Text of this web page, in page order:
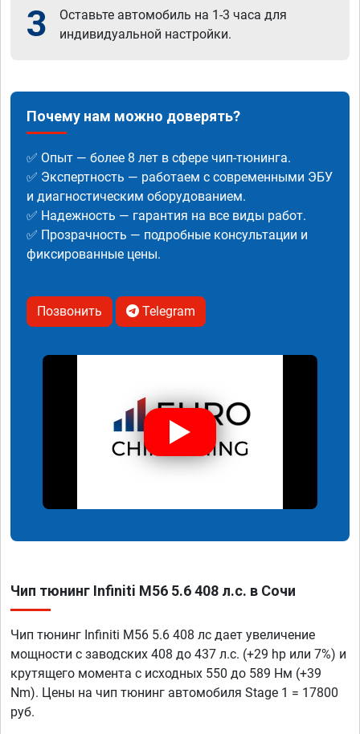
3
Оставьте автомобиль на 1-3 часа для
индивидуальной настройки.
Почему нам можно доверять?
✅ Опыт — более 8 лет в сфере чип-тюнинга.
✅ Экспертность — работаем с современными ЭБУ
и диагностическим оборудованием.
✅ Надежность — гарантия на все виды работ.
✅ Прозрачность — подробные консультации и
фиксированные цены.
Позвонить Telegram
Чип тюнинг Infiniti M56 5.6 408 л.с. в Сочи
Чип тюнинг Infiniti M56 5.6 408 лс дает увеличение
мощности с заводских 408 до 437 л.с. (+29 hp или 7%) и
крутящего момента с исходных 550 до 589 Нм (+39
Nm). Цены на чип тюнинг автомобиля Stage 1 = 17800
руб.